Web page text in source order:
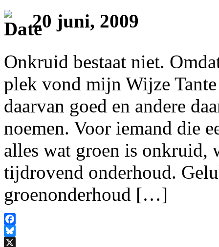
20 juni, 2009
Onkruid bestaat niet.
plek vond mijn Wijze
daarvan goed en andere
noemen. Voor iemand die
alles wat groen is onkruid,
tijdrovend onderhoud.
groenonderhoud […]
Facebook
Bluesky